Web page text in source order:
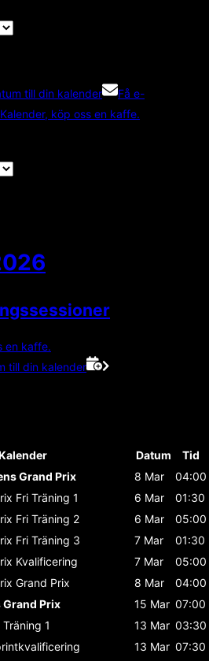
till din kalender
Få e-
köp oss en kaffe.
en kaffe.
till din kalender
Datum
Tid
Grand Prix
8 Mar
04:00
Fri Träning 1 6 Mar
01:30
Fri Träning 2 6 Mar
05:00
Fri Träning 3 7 Mar
01:30
Kvalificering 7 Mar
05:00
Grand Prix 8 Mar
04:00
Grand Prix
15 Mar 07:00
Träning 1 13 Mar 03:30
13 Mar 07:30